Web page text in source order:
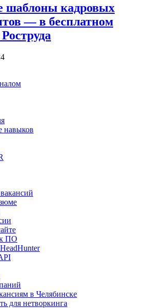
кадровых
— в бесплатном
навыков
к ПО
в Челябинске
для нетворкинга